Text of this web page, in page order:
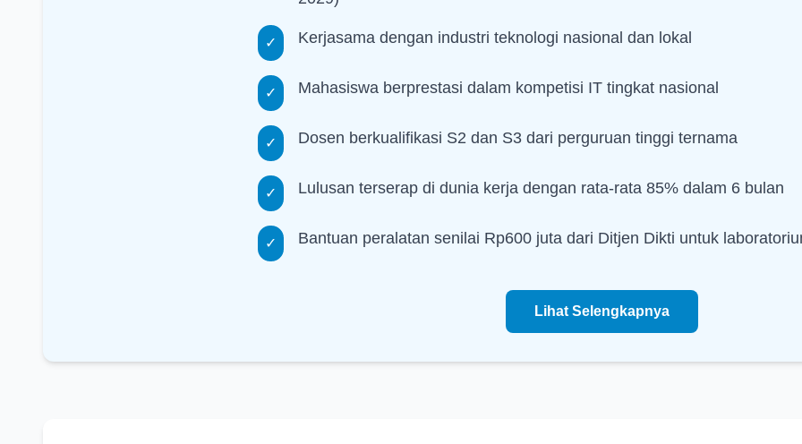
✓ Kerjasama dengan industri teknologi nasional dan lokal
✓ Mahasiswa berprestasi dalam kompetisi IT tingkat nasional
✓ Dosen berkualifikasi S2 dan S3 dari perguruan tinggi ternama
✓ Lulusan terserap di dunia kerja dengan rata-rata 85% dalam 6 bulan
✓ Bantuan peralatan senilai Rp600 juta dari Ditjen Dikti untuk
Lihat Selengkapnya